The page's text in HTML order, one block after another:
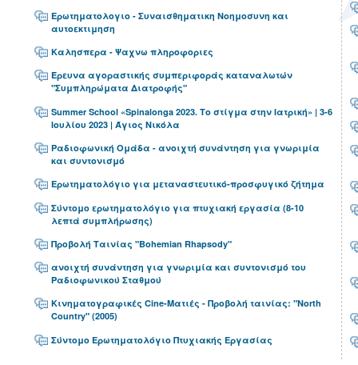
Ερωτηματολογιο - Συναισθηματικη Νοημοσυνη και
αυτοεκτιμηση
Καλησπερα - Ψαχνω πληροφοριες
Έρευνα αγοραστικής συμπεριφοράς καταναλωτών
"Συμπληρώματα Διατροφής"
Summer School «Spinalonga 2023. Το στίγμα στην Ιατρική» | 3-6
Ιουλίου 2023 | Άγιος Νικόλα
Ραδιοφωνική Ομάδα - ανοιχτή συνάντηση για γνωριμία
και συντονισμό
Ερωτηματολόγιο για μεταναστευτικό-προσφυγικό ζήτημα
Σύντομο ερωτηματολόγιο για πτυχιακή εργασία (8-10
λεπτά συμπλήρωσης)
Προβολή Ταινίας "Bohemian Rhapsody"
ανοιχτή συνάντηση για γνωριμία και συντονισμό του
Ραδιοφωνικού Σταθμού
Κινηματογραφικές Cine-Ματιές - Προβολή ταινίας: "North
Country" (2005)
Σύντομο Ερωτηματολόγιο Πτυχιακής Εργασίας